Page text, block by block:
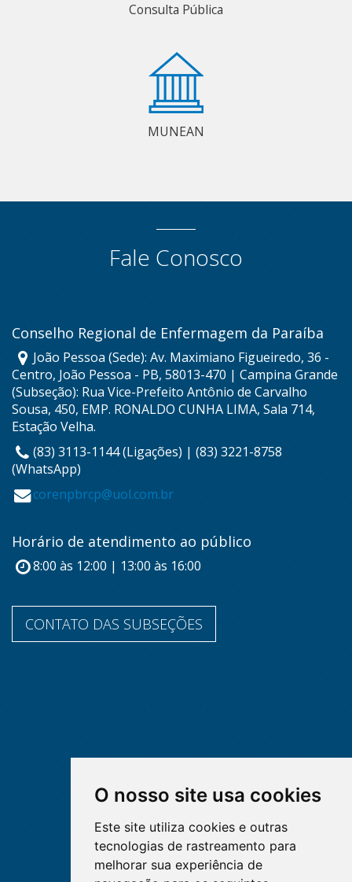
O nosso site usa cookies
Este site utiliza cookies e outras
tecnologias de rastreamento para
melhorar sua experiência de
Consulta Pública
MUNEAN
Fale Conosco
Conselho Regional de Enfermagem da Paraíba
João Pessoa (Sede): Av. Maximiano Figueiredo, 36 -
Centro, João Pessoa - PB, 58013-470 | Campina Grande
(Subseção): Rua Vice-Prefeito Antônio de Carvalho
Sousa, 450, EMP. RONALDO CUNHA LIMA, Sala 714,
Estação Velha.
(83) 3113-1144 (Ligações) | (83) 3221-8758
(WhatsApp)
corenpbrcp@uol.com.br
Horário de atendimento ao público
8:00 às 12:00 | 13:00 às 16:00
CONTATO DAS SUBSEÇÕES